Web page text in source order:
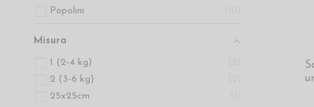
Popolini
Misura
1 (2-4 kg)
2 (3-6 kg)
25x25cm